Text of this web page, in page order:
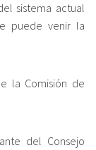
sistema actual
puede venir la
la Comisión de
del Consejo